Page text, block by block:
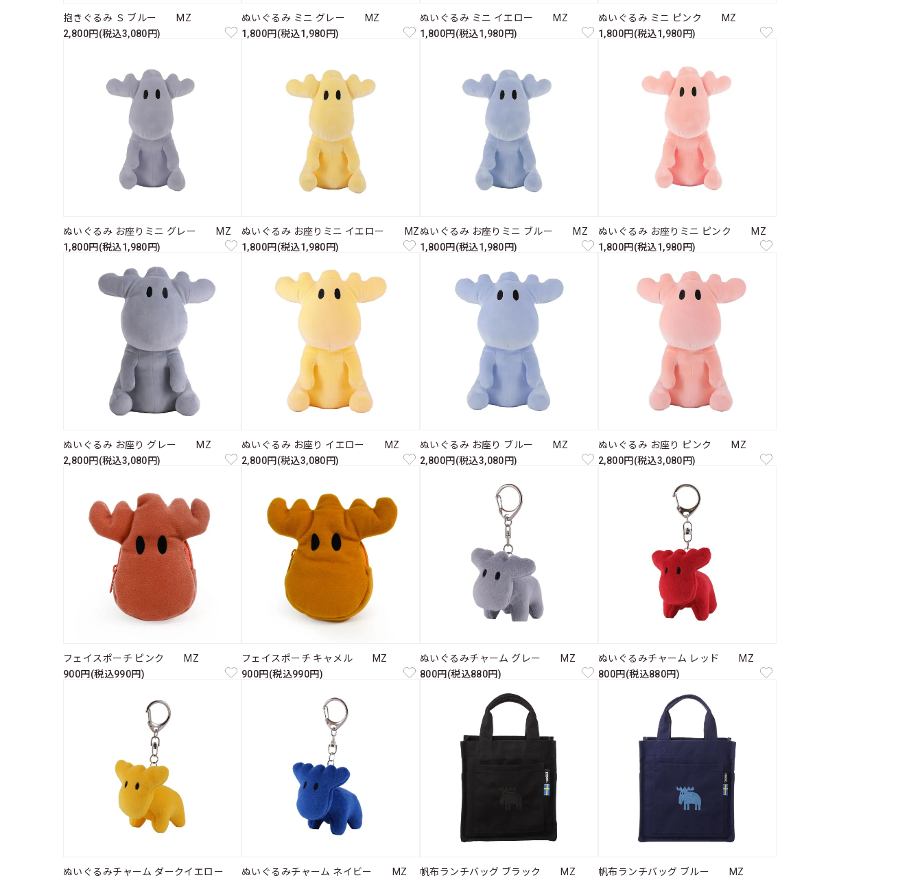
抱きぐるみ Ｓ ブルー MZ
2,800円(税込3,080円)
ぬいぐるみ ミニ グレー MZ
1,800円(税込1,980円)
ぬいぐるみ ミニ イエロー MZ
1,800円(税込1,980円)
ぬいぐるみ ミニ ピンク MZ
1,800円(税込1,980円)
ぬいぐるみ お座りミニ グレー MZ
1,800円(税込1,980円)
ぬいぐるみ お座りミニ イエロー MZ
1,800円(税込1,980円)
ぬいぐるみ お座りミニ ブルー MZ
1,800円(税込1,980円)
ぬいぐるみ お座りミニ ピンク MZ
1,800円(税込1,980円)
ぬいぐるみ お座り グレー MZ
2,800円(税込3,080円)
ぬいぐるみ お座り イエロー MZ
2,800円(税込3,080円)
ぬいぐるみ お座り ブルー MZ
2,800円(税込3,080円)
ぬいぐるみ お座り ピンク MZ
2,800円(税込3,080円)
フェイスポーチ ピンク MZ
900円(税込990円)
フェイスポーチ キャメル MZ
900円(税込990円)
ぬいぐるみチャーム グレー MZ
800円(税込880円)
ぬいぐるみチャーム レッド MZ
800円(税込880円)
ぬいぐるみチャーム ダークイエロー
ぬいぐるみチャーム ネイビー MZ 帆布ランチバッグ ブラック MZ 帆布ランチバッグ ブルー MZ